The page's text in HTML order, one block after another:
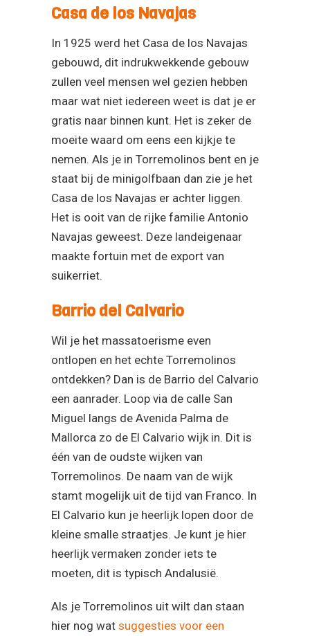
Casa de los Navajas
In 1925 werd het Casa de los Navajas
gebouwd, dit indrukwekkende gebouw
zullen veel mensen wel gezien hebben
maar wat niet iedereen weet is dat je er
gratis naar binnen kunt. Het is zeker de
moeite waard om eens een kijkje te
nemen. Als je in Torremolinos bent en je
staat bij de minigolfbaan dan zie je het
Casa de los Navajas er achter liggen.
Het is ooit van de rijke familie Antonio
Navajas geweest. Deze landeigenaar
maakte fortuin met de export van
suikerriet.
Barrio del Calvario
Wil je het massatoerisme even
ontlopen en het echte Torremolinos
ontdekken? Dan is de Barrio del Calvario
een aanrader. Loop via de calle San
Miguel langs de Avenida Palma de
Mallorca zo de El Calvario wijk in. Dit is
één van de oudste wijken van
Torremolinos. De naam van de wijk
stamt mogelijk uit de tijd van Franco. In
El Calvario kun je heerlijk lopen door de
kleine smalle straatjes. Je kunt je hier
heerlijk vermaken zonder iets te
moeten, dit is typisch Andalusië.
Als je Torremolinos uit wilt dan staan
hier nog wat suggesties voor een